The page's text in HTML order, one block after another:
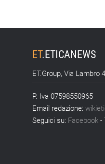
ET.ETICANEWS
ET.Group, Via Lambro
P. Iva 07598550965
Email redazione:
Seguici su: Facebook -